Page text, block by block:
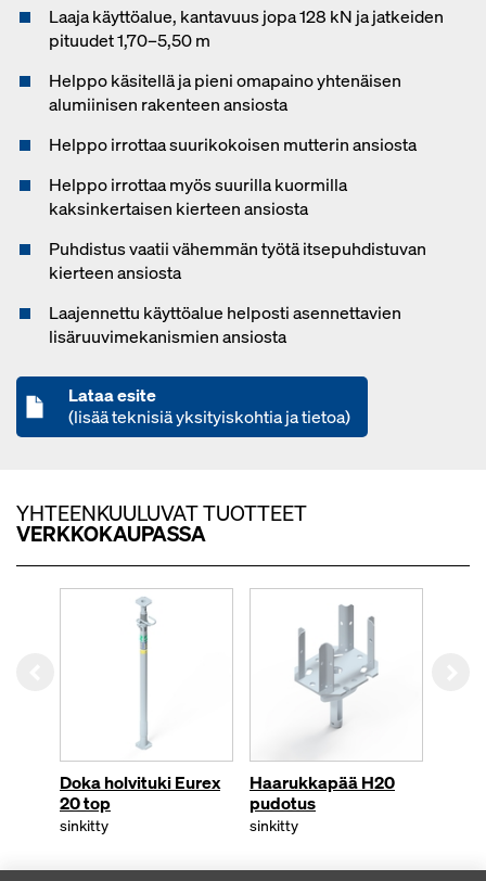
Laaja käyttöalue, kantavuus jopa 128 kN ja jatkeiden
pituudet 1,70–5,50 m
Helppo käsitellä ja pieni omapaino yhtenäisen
alumiinisen rakenteen ansiosta
Helppo irrottaa suurikokoisen mutterin ansiosta
Helppo irrottaa myös suurilla kuormilla
kaksinkertaisen kierteen ansiosta
Puhdistus vaatii vähemmän työtä itsepuhdistuvan
kierteen ansiosta
Laajennettu käyttöalue helposti asennettavien
lisäruuvimekanismien ansiosta
Lataa esite
(lisää teknisiä yksityiskohtia ja tietoa)
YHTEENKUULUVAT TUOTTEET
VERKKOKAUPASSA
Doka holvituki Eurex
20 top
sinkitty
Haarukkapää H20
pudotus
sinkitty